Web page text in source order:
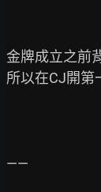
金牌成立之前
所以在CJ開第
——